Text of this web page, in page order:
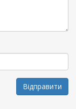
Відправити